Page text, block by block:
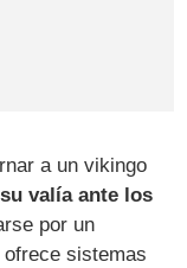
a un vikingo
valía ante los
por un
sistemas